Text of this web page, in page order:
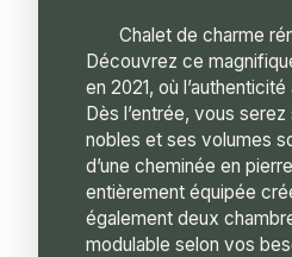
Chalet de charme
Découvrez ce
en 2021, où
Dès l’entrée, vous
nobles et ses volumes
d’une cheminée en
entièrement équipée
également deux
modulable selon vos